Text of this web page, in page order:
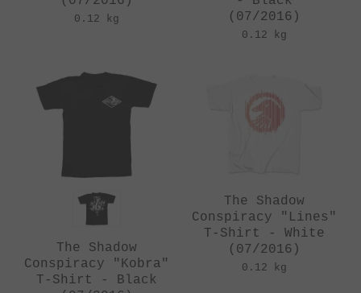
0.12 kg
(07/2016)
0.12 kg
The Shadow
Conspiracy "Kobra"
T-Shirt - Black
The Shadow
Conspiracy "Lines"
T-Shirt - White
(07/2016)
0.12 kg